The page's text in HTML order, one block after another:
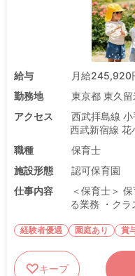
給与
月給245,920
勤務地
東京都 東久
アクセス
西武拝島線
西武新宿線
職種
保育士
施設形態
認可保育園
仕事内容
＜保育士＞
る業務 ・ク
経験者優遇 園庭あり 賞
キープ